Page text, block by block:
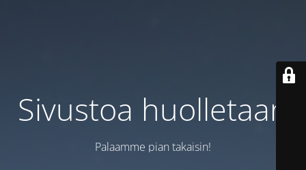
Sivustoa huolletaan
Palaamme pian takaisin!